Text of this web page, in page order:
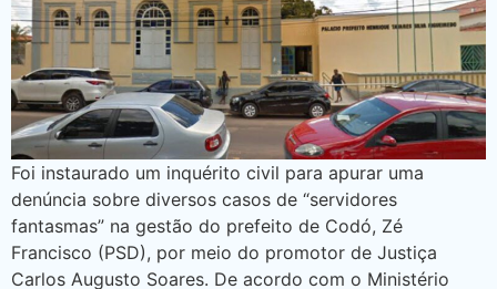
Foi instaurado um inquérito civil para apurar uma
denúncia sobre diversos casos de “servidores
fantasmas” na gestão do prefeito de Codó, Zé
Francisco (PSD), por meio do promotor de Justiça
Carlos Augusto Soares. De acordo com o Ministério